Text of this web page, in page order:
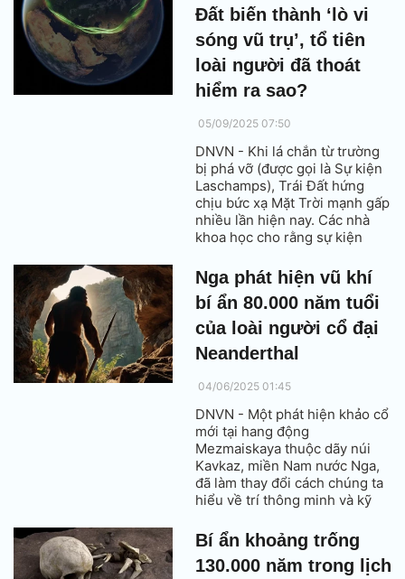
Đất biến thành ‘lò vi
sóng vũ trụ’, tổ tiên
loài người đã thoát
hiểm ra sao?
05/09/2025 07:50
DNVN - Khi lá chắn từ trường
bị phá vỡ (được gọi là Sự kiện
Laschamps), Trái Đất hứng
chịu bức xạ Mặt Trời mạnh gấp
nhiều lần hiện nay. Các nhà
khoa học cho rằng sự kiện
cổ đại thay đổi cách sống,
thậm chí mở đường cho những
tiến bộ văn hóa quan trọng
sau này.
Nga phát hiện vũ khí
bí ẩn 80.000 năm tuổi
của loài người cổ đại
Neanderthal
04/06/2025 01:45
DNVN - Một phát hiện khảo cổ
mới tại hang động
Mezmaiskaya thuộc dãy núi
Kavkaz, miền Nam nước Nga,
đã làm thay đổi cách chúng ta
hiểu về trí thông minh và kỹ
đại Neanderthal.
Bí ẩn khoảng trống
130.000 năm trong lịch